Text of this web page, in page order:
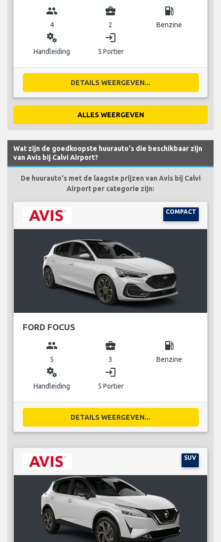
group
4
business_center
2
local_gas_station
Benzine
miscellaneous_services
Handleiding
login
5 Portier
DETAILS WEERGEVEN...
ALLES WEERGEVEN
Wat zijn de goedkoopste huurauto's die beschikbaar zijn
van Avis bij Calvi Airport?
De huurauto's met de laagste prijzen van Avis bij Calvi
Airport per categorie zijn:
COMPACT
FORD FOCUS
group
5
business_center
3
local_gas_station
Benzine
miscellaneous_services
Handleiding
login
5 Portier
DETAILS WEERGEVEN...
SUV